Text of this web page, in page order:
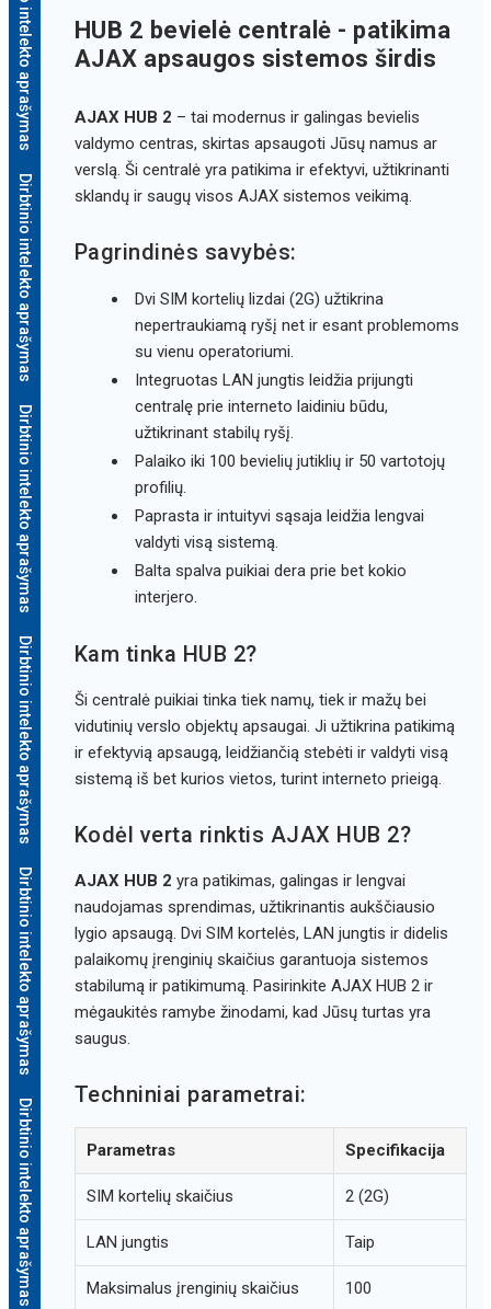
Dirbtinio intelekto aprašymas
Dirbtinio intelekto aprašymas
Dirbtinio intelekto aprašymas
Dirbtinio intelekto aprašymas
Dirbtinio intelekto aprašymas
Dirbtinio intelekto aprašymas
HUB 2 bevielė centralė - patikima
AJAX apsaugos sistemos širdis
AJAX HUB 2 – tai modernus ir galingas bevielis
valdymo centras, skirtas apsaugoti Jūsų namus ar
verslą. Ši centralė yra patikima ir efektyvi, užtikrinanti
sklandų ir saugų visos AJAX sistemos veikimą.
Pagrindinės savybės:
Dvi SIM kortelių lizdai (2G) užtikrina
nepertraukiamą ryšį net ir esant problemoms
su vienu operatoriumi.
Integruotas LAN jungtis leidžia prijungti
centralę prie interneto laidiniu būdu,
užtikrinant stabilų ryšį.
Palaiko iki 100 bevielių jutiklių ir 50 vartotojų
profilių.
Paprasta ir intuityvi sąsaja leidžia lengvai
valdyti visą sistemą.
Balta spalva puikiai dera prie bet kokio
interjero.
Kam tinka HUB 2?
Ši centralė puikiai tinka tiek namų, tiek ir mažų bei
vidutinių verslo objektų apsaugai. Ji užtikrina patikimą
ir efektyvią apsaugą, leidžiančią stebėti ir valdyti visą
sistemą iš bet kurios vietos, turint interneto prieigą.
Kodėl verta rinktis AJAX HUB 2?
AJAX HUB 2 yra patikimas, galingas ir lengvai
naudojamas sprendimas, užtikrinantis aukščiausio
lygio apsaugą. Dvi SIM kortelės, LAN jungtis ir didelis
palaikomų įrenginių skaičius garantuoja sistemos
stabilumą ir patikimumą. Pasirinkite AJAX HUB 2 ir
mėgaukitės ramybe žinodami, kad Jūsų turtas yra
saugus.
Techniniai parametrai:
Parametras Specifikacija
SIM kortelių skaičius 2 (2G)
LAN jungtis Taip
Maksimalus įrenginių skaičius 100